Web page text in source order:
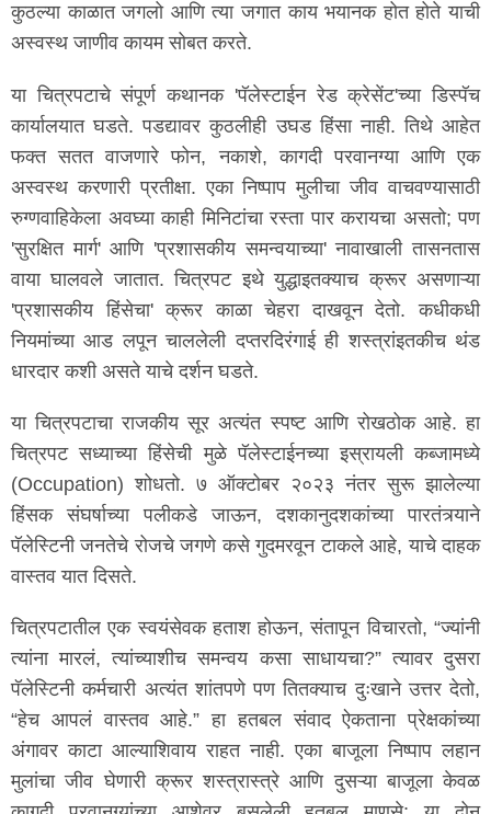
कुठल्या काळात जगलो आणि त्या जगात काय भयानक होत होते याची
अस्वस्थ जाणीव कायम सोबत करते.
या चित्रपटाचे संपूर्ण कथानक 'पॅलेस्टाईन रेड क्रेसेंट'च्या डिस्पॅच
कार्यालयात घडते. पडद्यावर कुठलीही उघड हिंसा नाही. तिथे आहेत
फक्त सतत वाजणारे फोन, नकाशे, कागदी परवानग्या आणि एक
अस्वस्थ करणारी प्रतीक्षा. एका निष्पाप मुलीचा जीव वाचवण्यासाठी
रुग्णवाहिकेला अवघ्या काही मिनिटांचा रस्ता पार करायचा असतो; पण
'सुरक्षित मार्ग' आणि 'प्रशासकीय समन्वयाच्या' नावाखाली तासनतास
वाया घालवले जातात. चित्रपट इथे युद्धाइतक्याच क्रूर असणाऱ्या
'प्रशासकीय हिंसेचा' क्रूर काळा चेहरा दाखवून देतो. कधीकधी
नियमांच्या आड लपून चाललेली दप्तरदिरंगाई ही शस्त्रांइतकीच थंड
धारदार कशी असते याचे दर्शन घडते.
या चित्रपटाचा राजकीय सूर अत्यंत स्पष्ट आणि रोखठोक आहे. हा
चित्रपट सध्याच्या हिंसेची मुळे पॅलेस्टाईनच्या इस्रायली कब्जामध्ये
(Occupation) शोधतो. ७ ऑक्टोबर २०२३ नंतर सुरू झालेल्या
हिंसक संघर्षाच्या पलीकडे जाऊन, दशकानुदशकांच्या पारतंत्र्याने
पॅलेस्टिनी जनतेचे रोजचे जगणे कसे गुदमरवून टाकले आहे, याचे दाहक
वास्तव यात दिसते.
चित्रपटातील एक स्वयंसेवक हताश होऊन, संतापून विचारतो, “ज्यांनी
त्यांना मारलं, त्यांच्याशीच समन्वय कसा साधायचा?” त्यावर दुसरा
पॅलेस्टिनी कर्मचारी अत्यंत शांतपणे पण तितक्याच दुःखाने उत्तर देतो,
“हेच आपलं वास्तव आहे.” हा हतबल संवाद ऐकताना प्रेक्षकांच्या
अंगावर काटा आल्याशिवाय राहत नाही. एका बाजूला निष्पाप लहान
मुलांचा जीव घेणारी क्रूर शस्त्रास्त्रे आणि दुसऱ्या बाजूला केवळ